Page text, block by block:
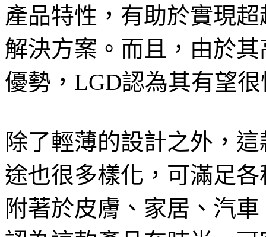
產品特性，有助於實現
解決方案。而且，由於
優勢，LGD認為其有望
除了輕薄的設計之外，
途也很多樣化，可滿足
附著於皮膚、家居、汽